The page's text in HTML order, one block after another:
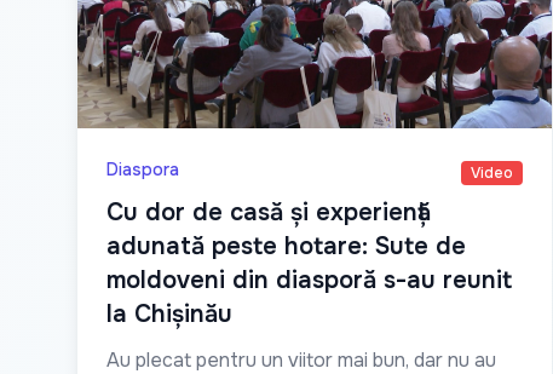
Diaspora Video
Cu dor de casă și experiență
adunată peste hotare: Sute de
moldoveni din diasporă s-au reunit
la Chișinău
Au plecat pentru un viitor mai bun, dar nu au